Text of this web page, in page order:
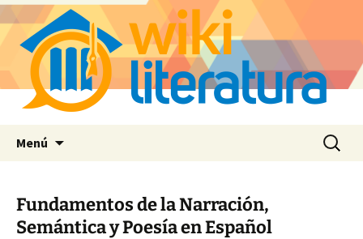
Menú Buscar:
Fundamentos de la Narración,
Semántica y Poesía en Español